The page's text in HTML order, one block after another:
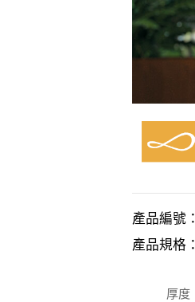
產品編號
產品規格
厚度